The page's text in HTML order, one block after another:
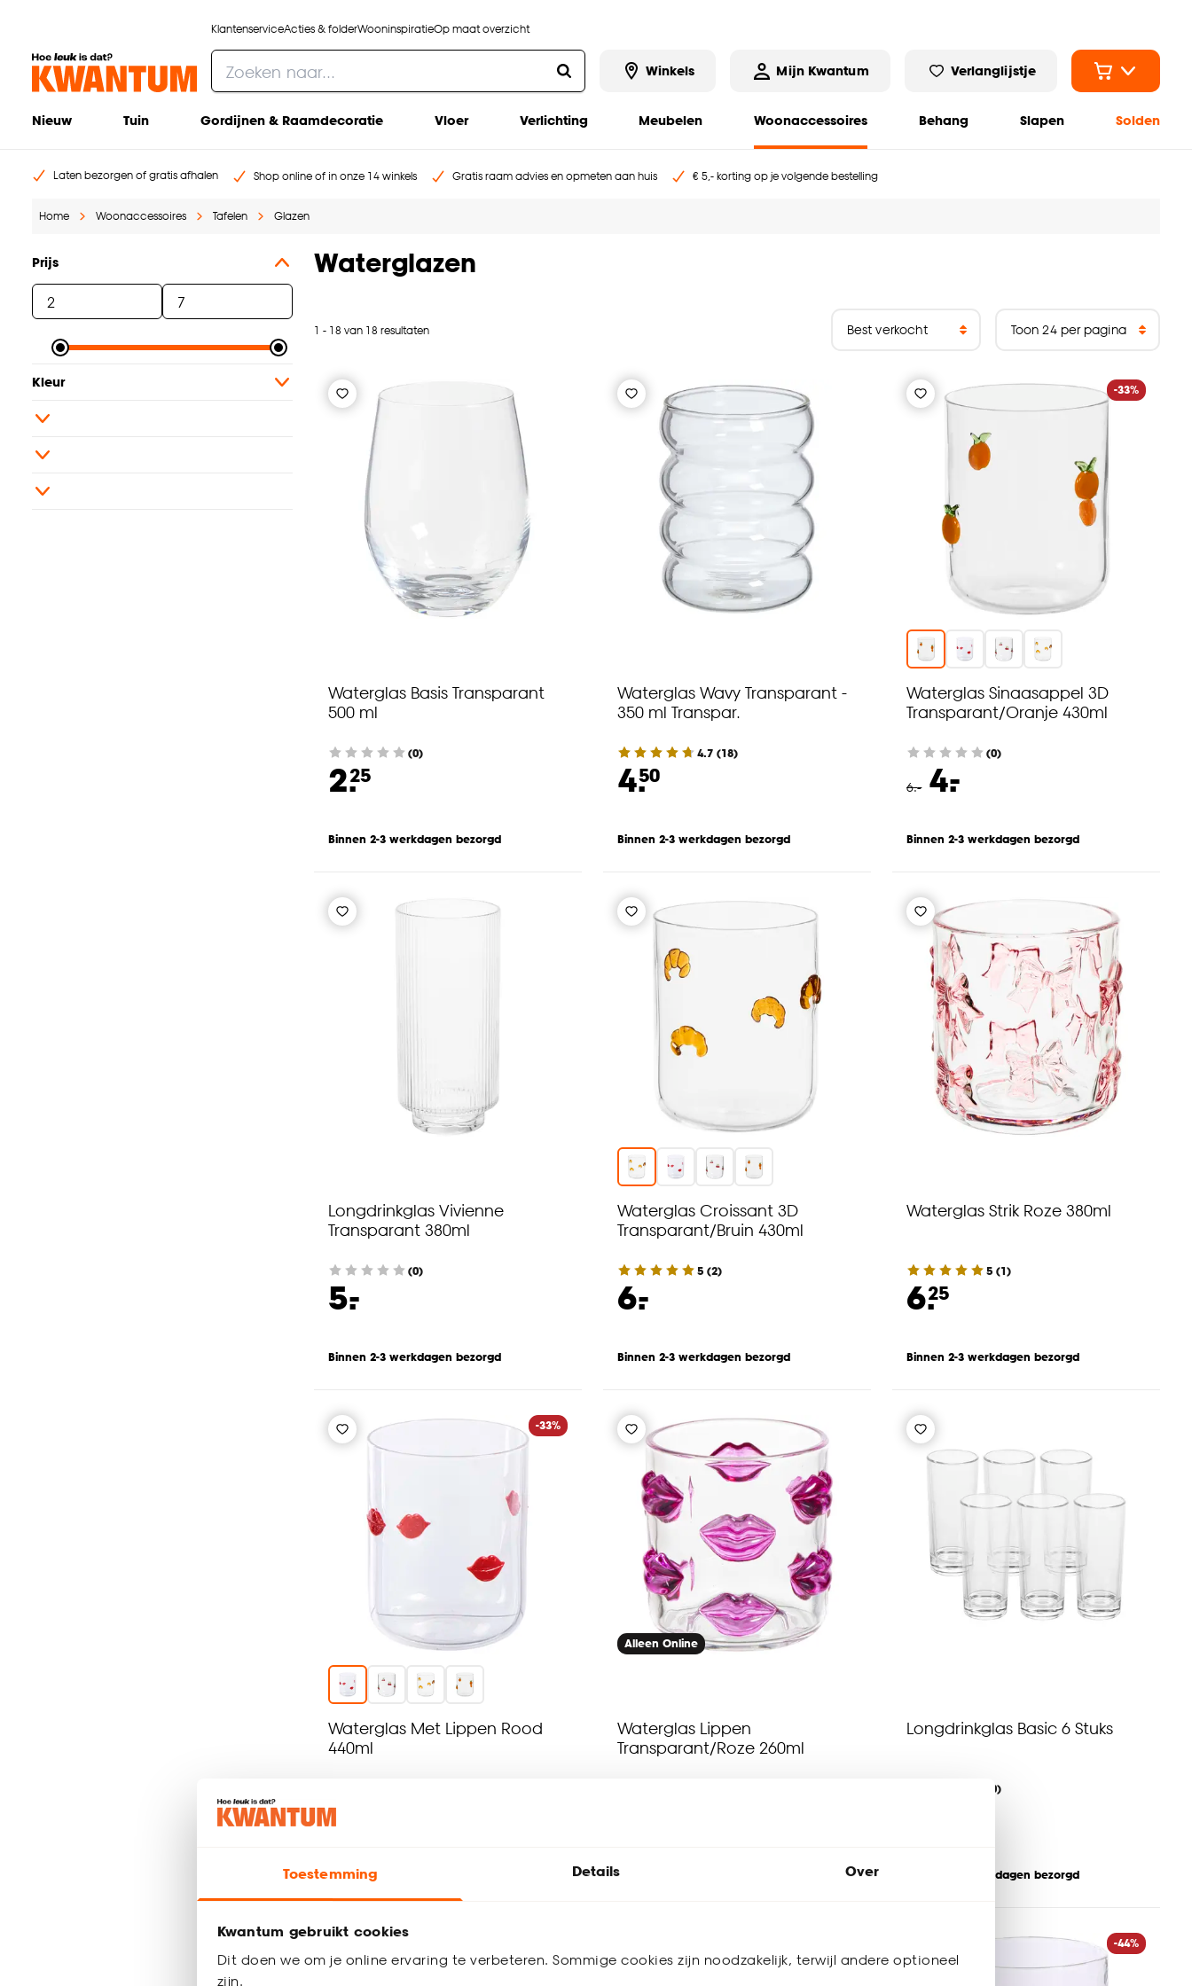
Toestemming Details Over
Kwantum gebruikt cookies
Dit doen we om je online ervaring te verbeteren. Sommige cookies zijn noodzakelijk, terwijl andere optioneel
zijn.
KlantenserviceActies & folderWooninspiratieOp maat overzicht
Winkels Mijn Kwantum Verlanglijstje
Nieuw Tuin Gordijnen & Raamdecoratie Vloer Verlichting Meubelen Woonaccessoires Behang Slapen Solden
Laten bezorgen of gratis afhalen Shop online of in onze 14 winkels Gratis raam advies en opmeten aan huis € 5,- korting op je volgende bestelling
Home Woonaccessoires Tafelen Glazen
Prijs
Kleur
Waterglazen
1 - 18 van 18 resultaten
Waterglas Basis Transparant
500 ml
(0)
2.25
Binnen 2-3 werkdagen bezorgd
Waterglas Wavy Transparant -
350 ml Transpar.
4.7 (18)
4.50
Binnen 2-3 werkdagen bezorgd
-33%
Waterglas Sinaasappel 3D
Transparant/Oranje 430ml
(0)
6.- 4.
-
Binnen 2-3 werkdagen bezorgd
Longdrinkglas Vivienne
Transparant 380ml
(0)
5.
-
Binnen 2-3 werkdagen bezorgd
Waterglas Croissant 3D
Transparant/Bruin 430ml
5 (2)
6.
-
Binnen 2-3 werkdagen bezorgd
Waterglas Strik Roze 380ml
5 (1)
6.25
Binnen 2-3 werkdagen bezorgd
-33%
Waterglas Met Lippen Rood
440ml
6
Binnen 2-3 werkdagen bezorgd
Alleen Online
Waterglas Lippen
Transparant/Roze 260ml
Binnen 2-3 werkdagen bezorgd
Longdrinkglas Basic 6 Stuks
(0)
Binnen 2-3 werkdagen bezorgd
-44%